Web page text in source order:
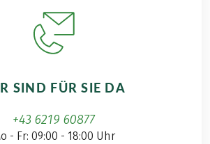
SIND FÜR SIE DA
+43 6219 60877
- Fr: 09:00 - 18:00 Uhr